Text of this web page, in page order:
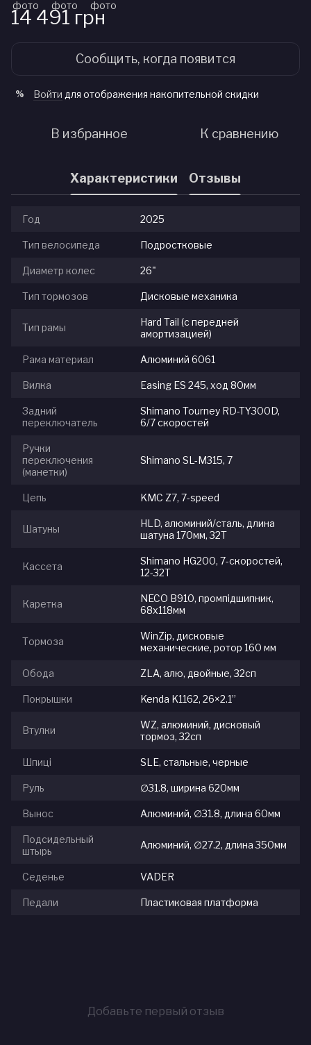
14 491 грн
Сообщить, когда появится
% Войти для отображения накопительной скидки
В избранное К сравнению
Характеристики Отзывы
Год 2025
Тип велосипеда Подростковые
Диаметр колес 26"
Тип тормозов Дисковые механика
Тип рамы
Hard Tail (с передней
амортизацией)
Рама материал Алюминий 6061
Вилка Easing ES 245, ход 80мм
Задний
переключатель
Shimano Tourney RD-TY300D,
6/7 скоростей
Ручки
переключения
(манетки)
Shimano SL-M315, 7
Цепь KMC Z7, 7-speed
Шатуны
HLD, алюминий/сталь, длина
шатуна 170мм, 32T
Кассета
Shimano HG200, 7-скоростей,
12-32T
Каретка
NECO B910, промпідшипник,
68x118мм
Тормоза
WinZip, дисковые
механические, ротор 160 мм
Обода ZLA, алю, двойные, 32сп
Покрышки Kenda K1162, 26×2.1”
Втулки
WZ, алюминий, дисковый
тормоз, 32сп
Шпиці SLE, стальные, черные
Руль ∅31.8, ширина 620мм
Вынос Алюминий, ∅31.8, длина 60мм
Подсидельный
штырь
Алюминий, ∅27.2, длина 350мм
Седенье VADER
Педали Пластиковая платформа
Добавьте первый отзыв